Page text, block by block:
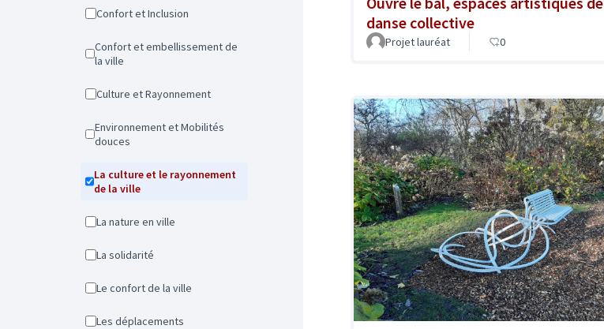
Confort et Inclusion
Confort et embellissement de
la ville
Culture et Rayonnement
Environnement et Mobilités
douces
La culture et le rayonnement
de la ville
La nature en ville
La solidarité
Le confort de la ville
Les déplacements
danse collective
Projet lauréat 0